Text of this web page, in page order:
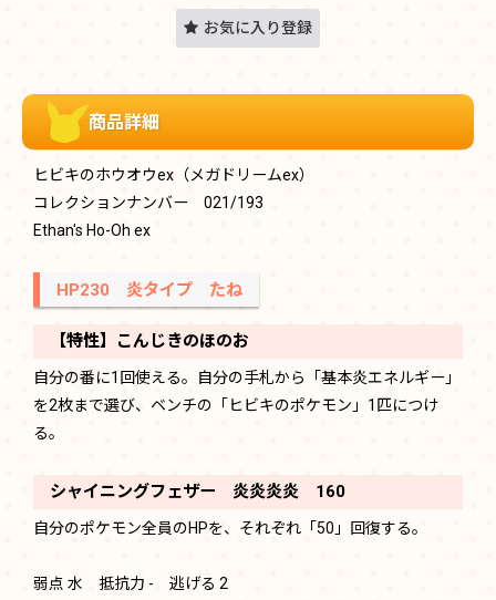
お気に入り登録
商品詳細
ヒビキのホウオウex（メガドリームex）
コレクションナンバー 021/193
Ethan's Ho-Oh ex
HP230 炎タイプ たね
【特性】こんじきのほのお
自分の番に1回使える。自分の手札から「基本炎エネルギー」
を2枚まで選び、ベンチの「ヒビキのポケモン」1匹につけ
る。
シャイニングフェザー 炎炎炎炎 160
自分のポケモン全員のHPを、それぞれ「50」回復する。
弱点 水 抵抗力 - 逃げる 2